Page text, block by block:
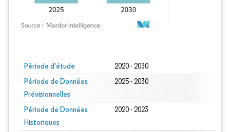
Période d'étude 2020 - 2030
Période de Données
Prévisionnelles
2025 - 2030
Période de Données
Historiques
2020 - 2023